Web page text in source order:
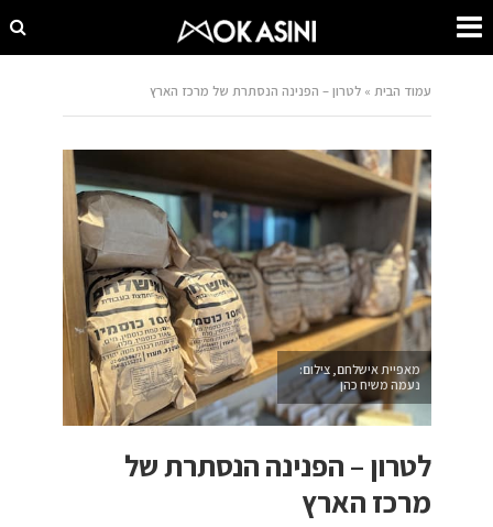
עמוד הבית »לטרון – הפנינה הנסתרת של מרכז הארץ
מאפיית אישלחם, צילום:
נעמה משיח כהן
לטרון – הפנינה הנסתרת של
מרכז הארץ